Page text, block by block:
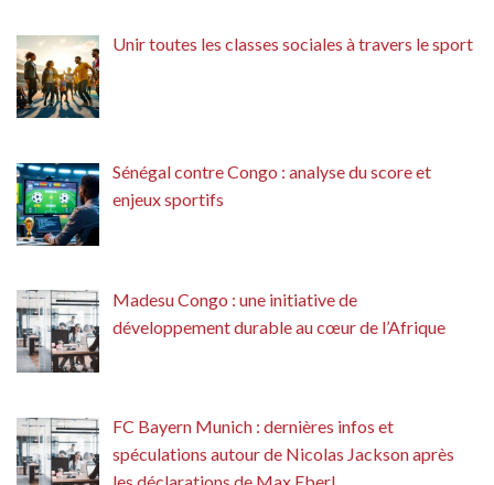
Unir toutes les classes sociales à travers le sport
Sénégal contre Congo : analyse du score et
enjeux sportifs
Madesu Congo : une initiative de
développement durable au cœur de l’Afrique
FC Bayern Munich : dernières infos et
spéculations autour de Nicolas Jackson après